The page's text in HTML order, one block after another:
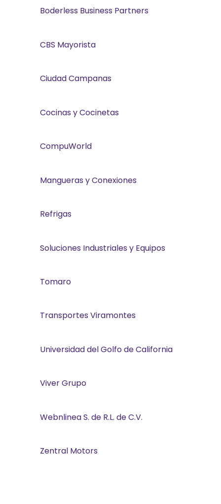
Boderless Business Partners
CBS Mayorista
Ciudad Campanas
Cocinas y Cocinetas
CompuWorld
Mangueras y Conexiones
Refrigas
Soluciones Industriales y Equipos
Tomaro
Transportes Viramontes
Universidad del Golfo de California
Viver Grupo
Webnlinea S. de R.L. de C.V.
Zentral Motors